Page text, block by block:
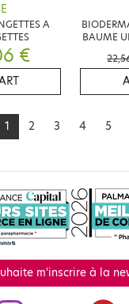
A
€
BAUME
1 2 3 4 5
m'inscrire à la